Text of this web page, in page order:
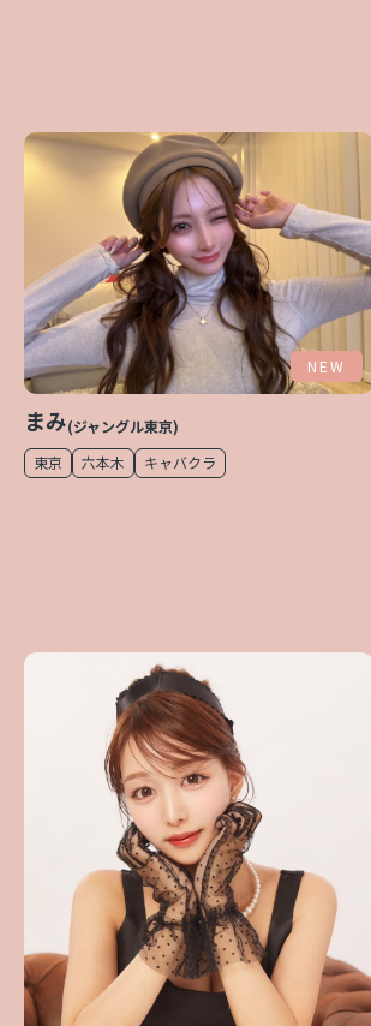
NEW
まみ(ジャングル東京)
東京
六本木 キャバクラ